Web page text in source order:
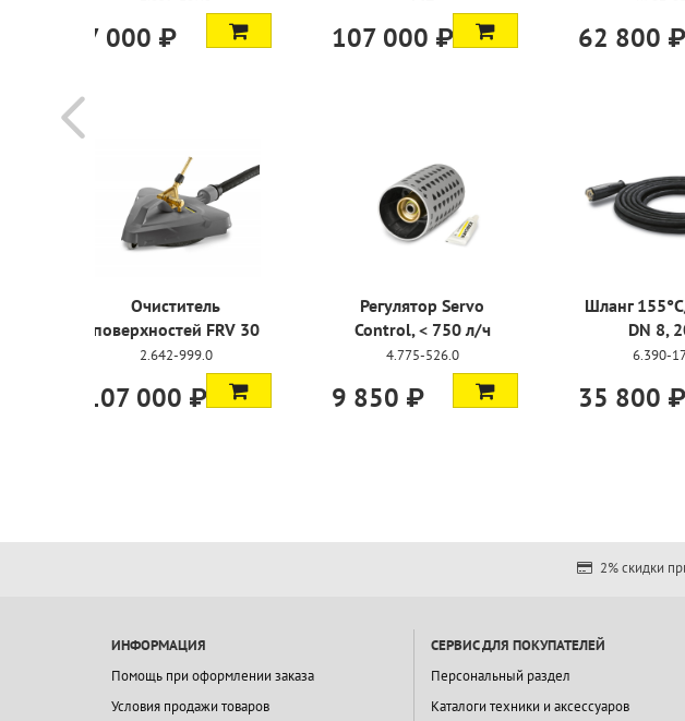
2.640-355.0
107 000 ₽ 62 800 ₽ 16
Регулятор Servo
Control, < 750 л/ч
4.775-526.0
9 850 ₽
Шланг 155°C/315 бар
DN 8, 20 м
6.390-171.0
35 800 ₽ 26
2% скидки
ИНФОРМАЦИЯ
Помощь при оформлении заказа
Условия продажи товаров
СЕРВИС ДЛЯ ПОКУПАТЕЛЕЙ
Персональный раздел
Каталоги техники и аксессуаров